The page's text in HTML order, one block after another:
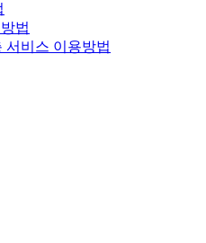
법
서비스 이용방법